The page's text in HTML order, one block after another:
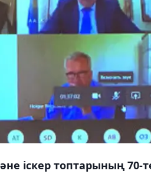
іскер топтарының 70-